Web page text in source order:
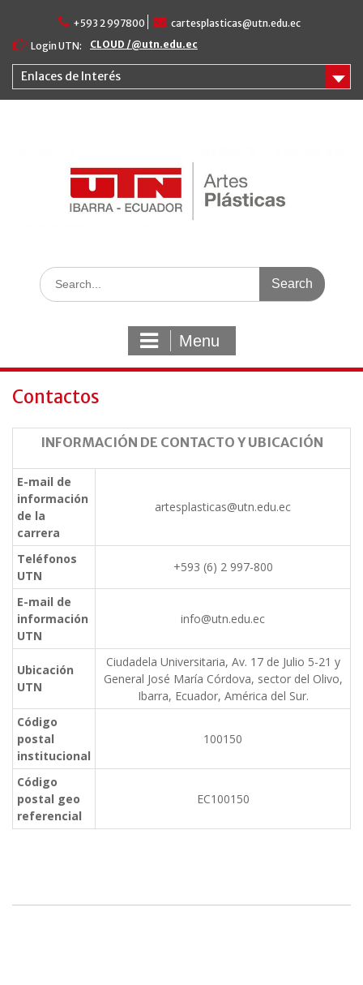
content
+593 2 997800
cartesplasticas@utn.edu.ec
Login UTN:
CLOUD /@utn.edu.ec
Enlaces de Interés
Search
for:
Menu
Contactos
INFORMACIÓN DE CONTACTO Y UBICACIÓN
E-mail de
información
de la
carrera
artesplasticas@utn.edu.ec
Teléfonos
UTN
+593 (6) 2 997-800
E-mail de
información
UTN
info@utn.edu.ec
Ubicación
UTN
Ciudadela Universitaria, Av. 17 de Julio 5-21 y
General José María Córdova, sector del Olivo,
Ibarra, Ecuador, América del Sur.
Código
postal
institucional
100150
Código
postal geo
referencial
EC100150